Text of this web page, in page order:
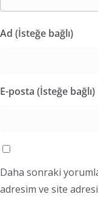
Ad (İsteğe bağlı)
E-posta (İsteğe bağlı)
Daha sonraki
adresim ve site